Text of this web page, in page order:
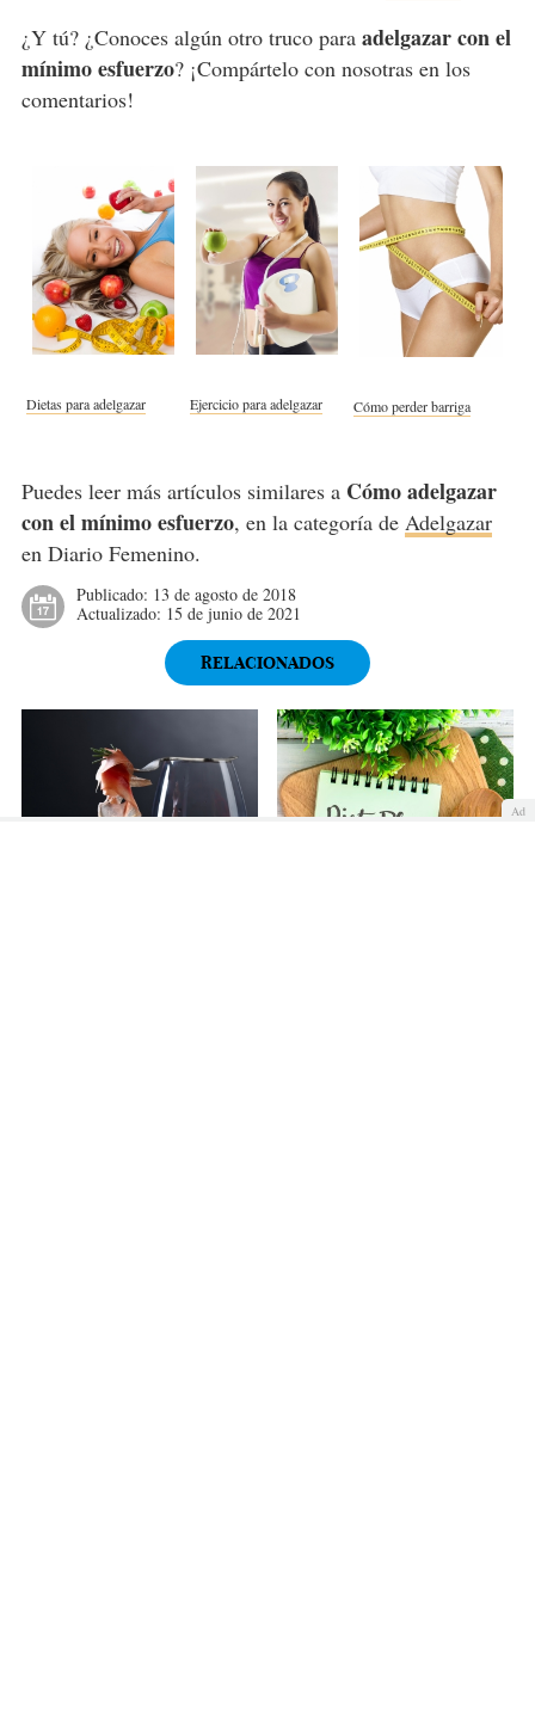
¿Y tú? ¿Conoces algún otro truco para adelgazar con el
mínimo esfuerzo? ¡Compártelo con nosotras en los
comentarios!
Dietas para adelgazar Ejercicio para adelgazar Cómo perder barriga
Puedes leer más artículos similares a Cómo adelgazar
con el mínimo esfuerzo, en la categoría de Adelgazar
en Diario Femenino.
Publicado: 13 de agosto de 2018
Actualizado: 15 de junio de 2021
RELACIONADOS
Ad